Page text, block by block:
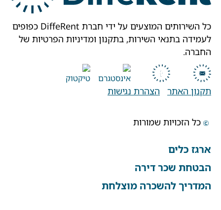
כל השירותים המוצעים על ידי חברת DiffeRent כפופים
לעמידה בתנאי השירות, בתקנון ומדיניות הפרטיות של
החברה.
תקנון האתר הצהרת נגישות
כל הזכויות שמורות
ארגז כלים
הבטחת שכר דירה
המדריך להשכרה מוצלחת